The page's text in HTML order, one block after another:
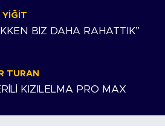
YIĞIT
BİZ DAHA RAHATTIK”
TURAN
KIZILELMA PRO MAX